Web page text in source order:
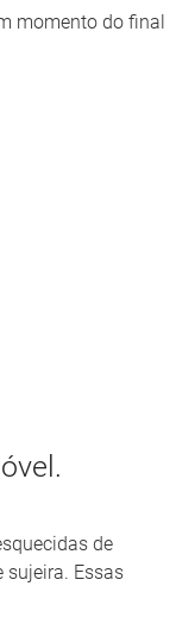
momento do final
de
Essas